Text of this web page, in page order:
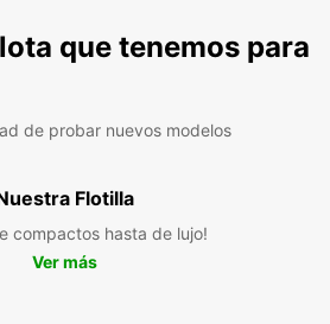
que tenemos para
de probar nuevos modelos
Flotilla
compactos hasta de lujo!
Ver más